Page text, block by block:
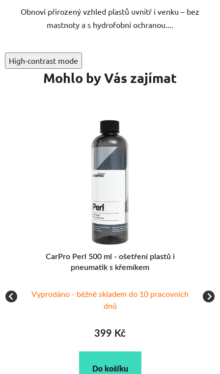
Obnoví přirozený vzhled plastů uvnitř i venku – bez
mastnoty a s hydrofobní ochranou....
High-contrast mode
Mohlo by Vás zajímat
CarPro Perl 500 ml - ošetření plastů i
pneumatik s křemíkem
Vyprodáno - běžně skladem do 10 pracovních
dnů
399 Kč
Do košíku